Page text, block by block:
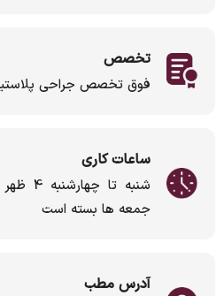
تخصص
فوق تخصص جراحی
ساعات کاری
جمعه ها بسته است
آدرس مطب